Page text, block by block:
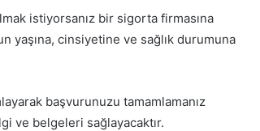
istiyorsanız bir sigorta firmasına
yaşına, cinsiyetine ve sağlık durumuna
başvurunuzu tamamlamanız
ve belgeleri sağlayacaktır.